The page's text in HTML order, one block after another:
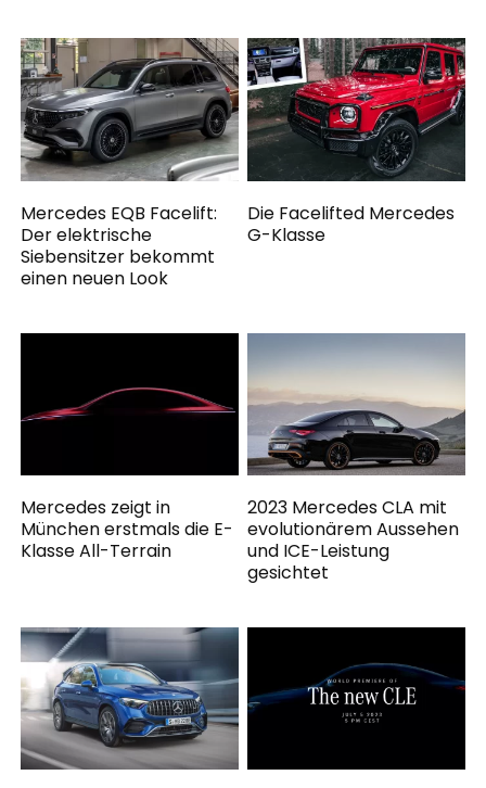
Mercedes EQB Facelift:
Der elektrische
Siebensitzer bekommt
einen neuen Look
Die Facelifted Mercedes
G-Klasse
Mercedes zeigt in
München erstmals die E-
Klasse All-Terrain
2023 Mercedes CLA mit
evolutionärem Aussehen
und ICE-Leistung
gesichtet